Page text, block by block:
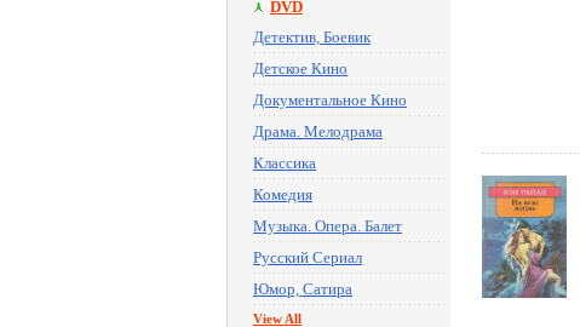
DVD
Детектив, Боевик
Детское Кино
Документальное Кино
Драма. Мелодрама
Классика
Комедия
Музыка. Опера. Балет
Русский Сериал
Юмор, Сатира
View All